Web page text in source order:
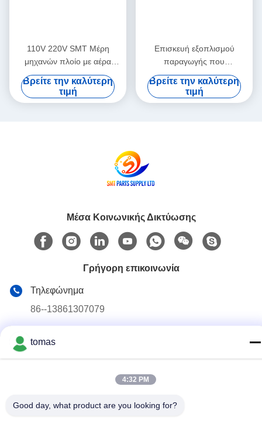
110V 220V SMT Μέρη
μηχανών πλοίο με αέρα
ολοκληρωμένη υπηρεσία
διδασκαλίας πεδίου που
υποστηρίζει προηγμένες
Βρείτε την καλύτερη
τιμή
Επισκευή εξοπλισμού
παραγωγής που
χρησιμοποιείται σε καλή
κατάσταση, σχεδιασμένο για
ακρίβεια και σταθερή
Βρείτε την καλύτερη
τιμή
Μέσα Κοινωνικής Δικτύωσης
Γρήγορη επικοινωνία
Τηλεφώνημα
86--13861307079
D-526, Haye Science Park, 93# Weihe Road, Suzhou
tomas
4:32 PM
Good day, what product are you looking for?